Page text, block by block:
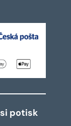
potisk